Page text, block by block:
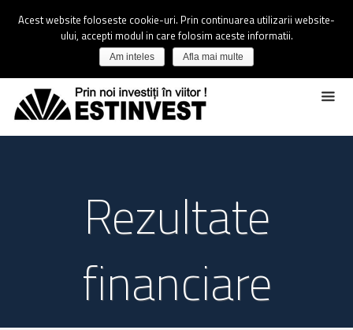
Rezultate
financiare
Acest website foloseste cookie-uri. Prin continuarea utilizarii website-
ului, accepti modul in care folosim aceste informatii.
Am inteles Afla mai multe